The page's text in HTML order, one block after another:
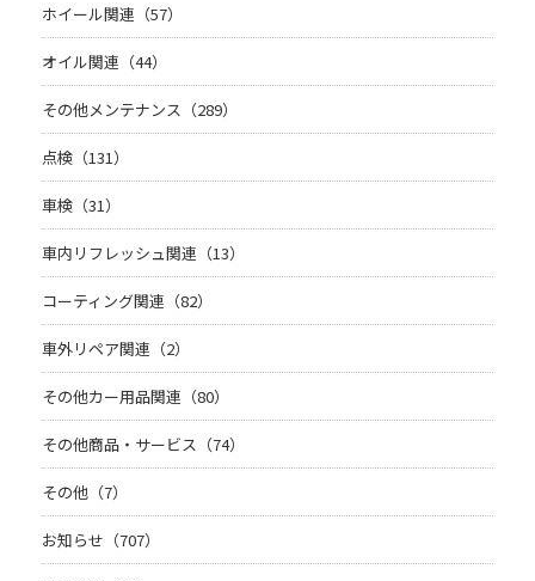
ホイール関連（57）
オイル関連（44）
その他メンテナンス（289）
点検（131）
車検（31）
車内リフレッシュ関連（13）
コーティング関連（82）
車外リペア関連（2）
その他カー用品関連（80）
その他商品・サービス（74）
その他（7）
お知らせ（707）